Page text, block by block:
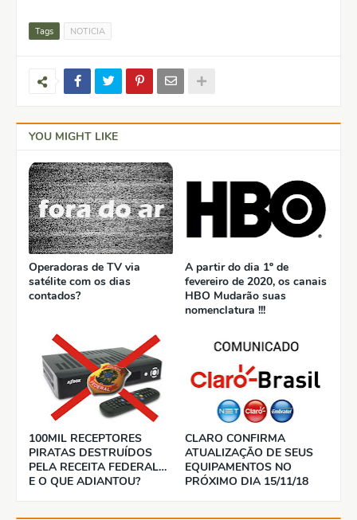
Tags NOTICIA
YOU MIGHT LIKE
Operadoras de TV via
satélite com os dias
contados?
A partir do dia 1º de
fevereiro de 2020, os canais
HBO Mudarão suas
nomenclatura !!!
100MIL RECEPTORES
PIRATAS DESTRUÍDOS
PELA RECEITA FEDERAL…
E O QUE ADIANTOU?
CLARO CONFIRMA
ATUALIZAÇÃO DE SEUS
EQUIPAMENTOS NO
PRÓXIMO DIA 15/11/18